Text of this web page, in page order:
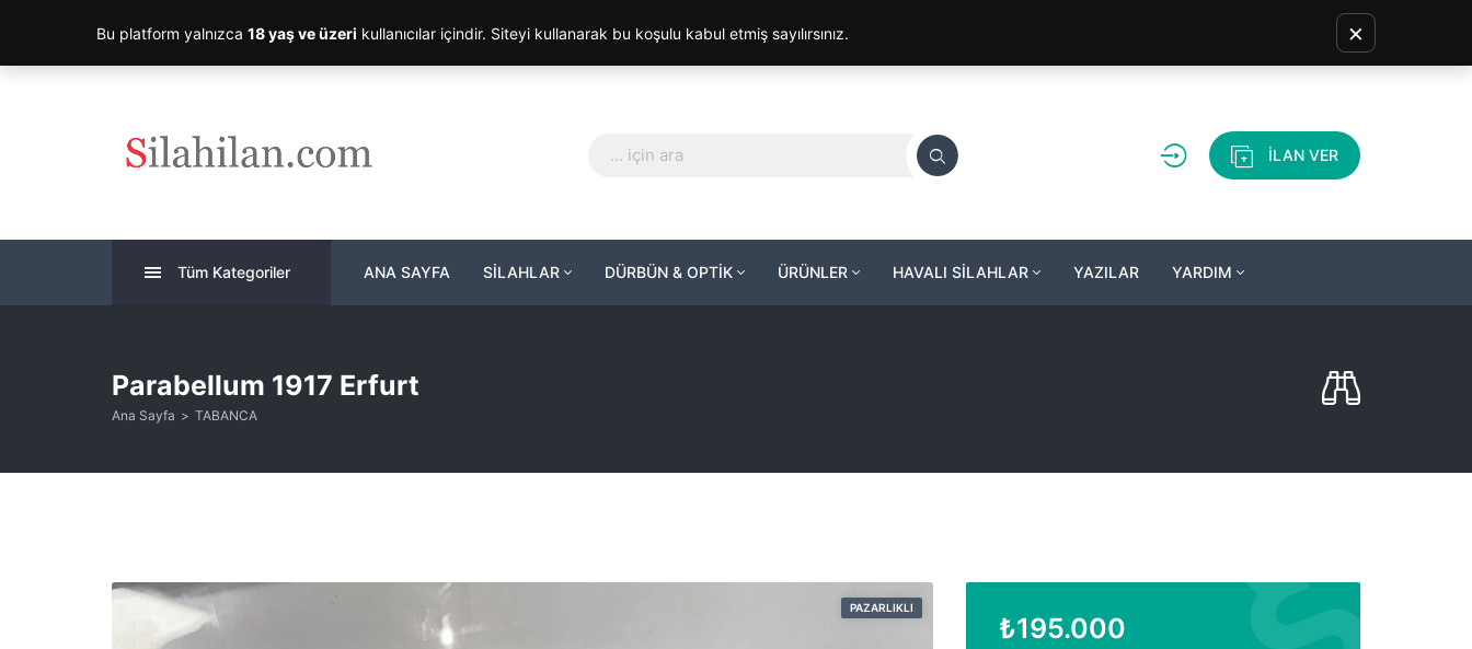
İLAN VER
Tüm Kategoriler ANA SAYFA SİLAHLAR DÜRBÜN & OPTİK ÜRÜNLER HAVALI SİLAHLAR YAZILAR YARDIM
Parabellum 1917 Erfurt
Ana Sayfa TABANCA
PAZARLIKLI
₺195.000
Bu platform yalnızca 18 yaş ve üzeri kullanıcılar içindir. Siteyi kullanarak bu koşulu kabul etmiş sayılırsınız. ×